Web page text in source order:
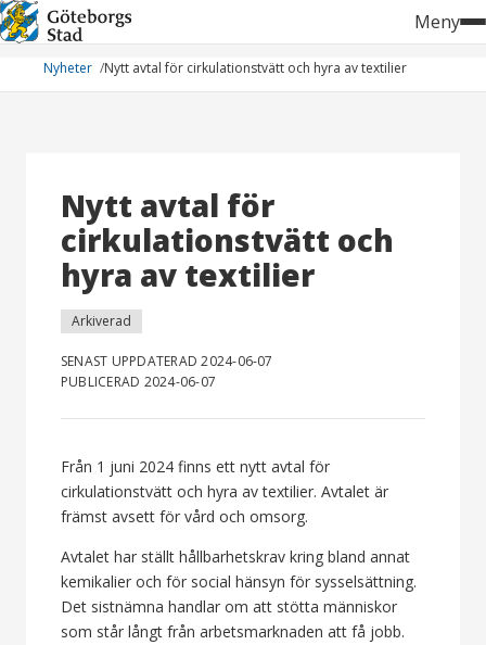
Hoppa
till
innehåll
Meny
Nyheter Nytt avtal för cirkulationstvätt och hyra av textilier
Nytt avtal för
cirkulationstvätt och
hyra av textilier
Arkiverad
SENAST UPPDATERAD 2024-06-07
PUBLICERAD 2024-06-07
Från 1 juni 2024 finns ett nytt avtal för
cirkulationstvätt och hyra av textilier. Avtalet är
främst avsett för vård och omsorg.
Avtalet har ställt hållbarhetskrav kring bland annat
kemikalier och för social hänsyn för sysselsättning.
Det sistnämna handlar om att stötta människor
som står långt från arbetsmarknaden att få jobb.